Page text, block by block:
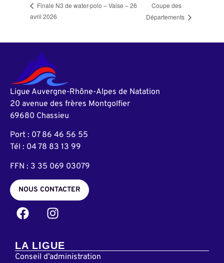
Finale N3 de water-polo – Vaise – 26
avril 2026
Coupe des
Départements
Ligue Auvergne-Rhône-Alpes de Natation
20 avenue des frères Montgolfier
69680 Chassieu
Port : 07 86 46 56 55
Tél : 04 78 83 13 99
FFN : 3 35 069 03079
NOUS CONTACTER
LA LIGUE
Conseil d’administration